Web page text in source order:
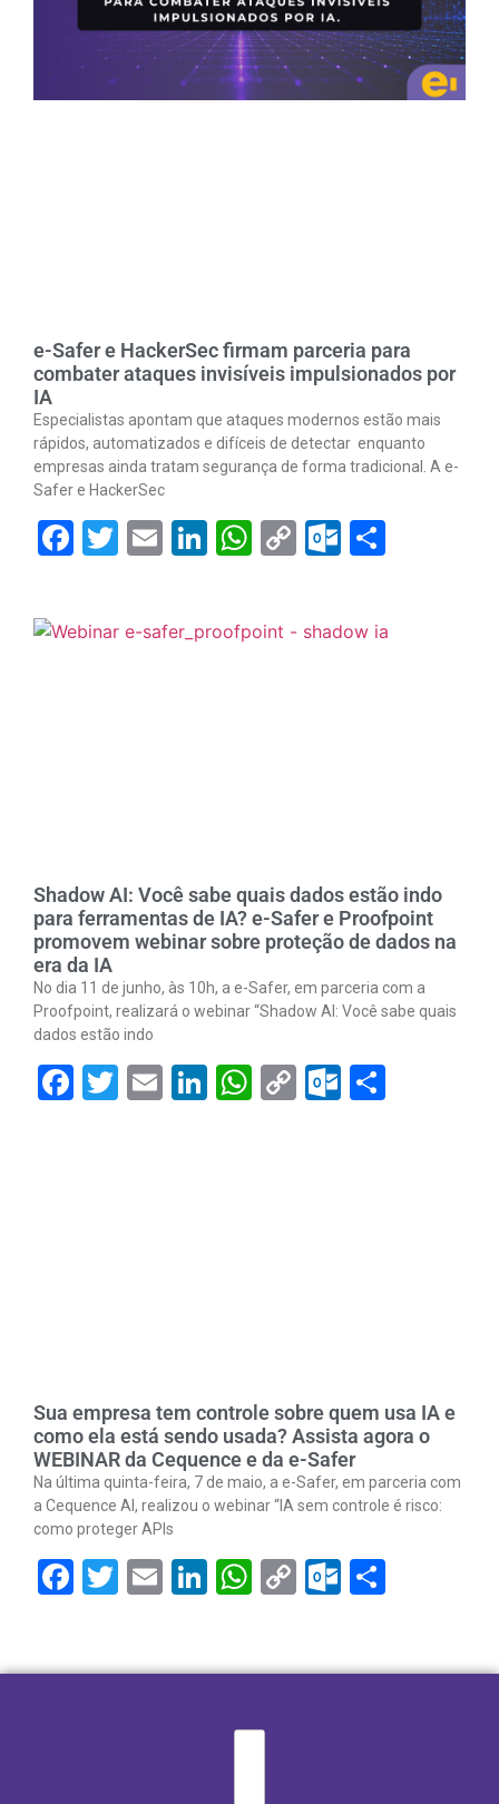
e-Safer e HackerSec firmam parceria para
combater ataques invisíveis impulsionados por
IA
Especialistas apontam que ataques modernos estão mais
rápidos, automatizados e difíceis de detectar enquanto
empresas ainda tratam segurança de forma tradicional. A e-
Safer e HackerSec
Facebook
Twitter
EmailLinkedIn
WhatsApp
Copy
Shadow AI: Você sabe quais dados estão indo
para ferramentas de IA? e-Safer e Proofpoint
promovem webinar sobre proteção de dados na
era da IA
No dia 11 de junho, às 10h, a e-Safer, em parceria com a
Proofpoint, realizará o webinar “Shadow AI: Você sabe quais
dados estão indo
Facebook
Twitter
EmailLinkedIn
WhatsApp
Copy
Sua empresa tem controle sobre quem usa IA e
como ela está sendo usada? Assista agora o
WEBINAR da Cequence e da e-Safer
Na última quinta-feira, 7 de maio, a e-Safer, em parceria com
a Cequence AI, realizou o webinar “IA sem controle é risco:
como proteger APIs
Facebook
Twitter
EmailLinkedIn
WhatsApp
Copy